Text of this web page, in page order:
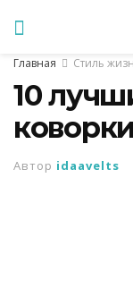
Главная Стиль
10
Автор idaavelts